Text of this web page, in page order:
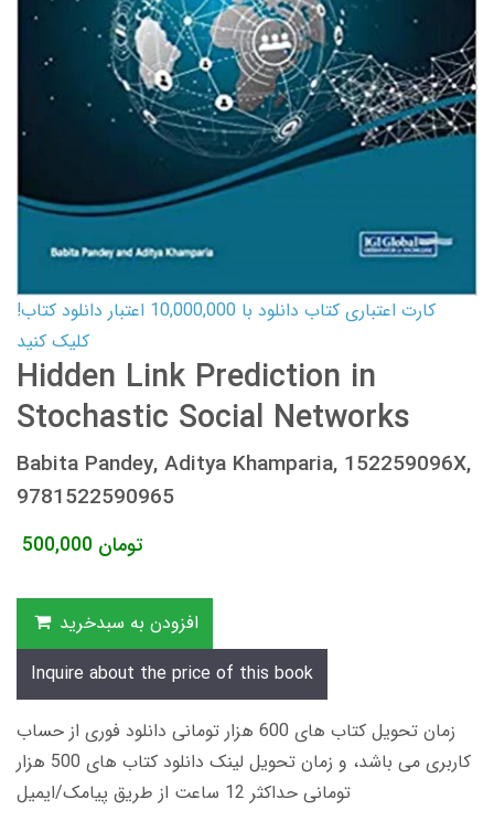
کارت اعتباری کتاب دانلود با 10,000,000 اعتبار دانلود کتاب!
کلیک کنید
Hidden Link Prediction in
Stochastic Social Networks
Babita Pandey, Aditya Khamparia, 152259096X,
9781522590965
500,000 تومان
افزودن به سبدخرید
Inquire about the price of this book
زمان تحویل کتاب های 600 هزار تومانی دانلود فوری از حساب
کاربری می باشد، و زمان تحویل لینک دانلود کتاب های 500 هزار
تومانی حداکثر 12 ساعت از طریق پیامک/ایمیل